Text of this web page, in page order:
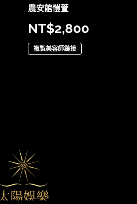
農安館愷萱
NT$2,800
複製美容師鏈接